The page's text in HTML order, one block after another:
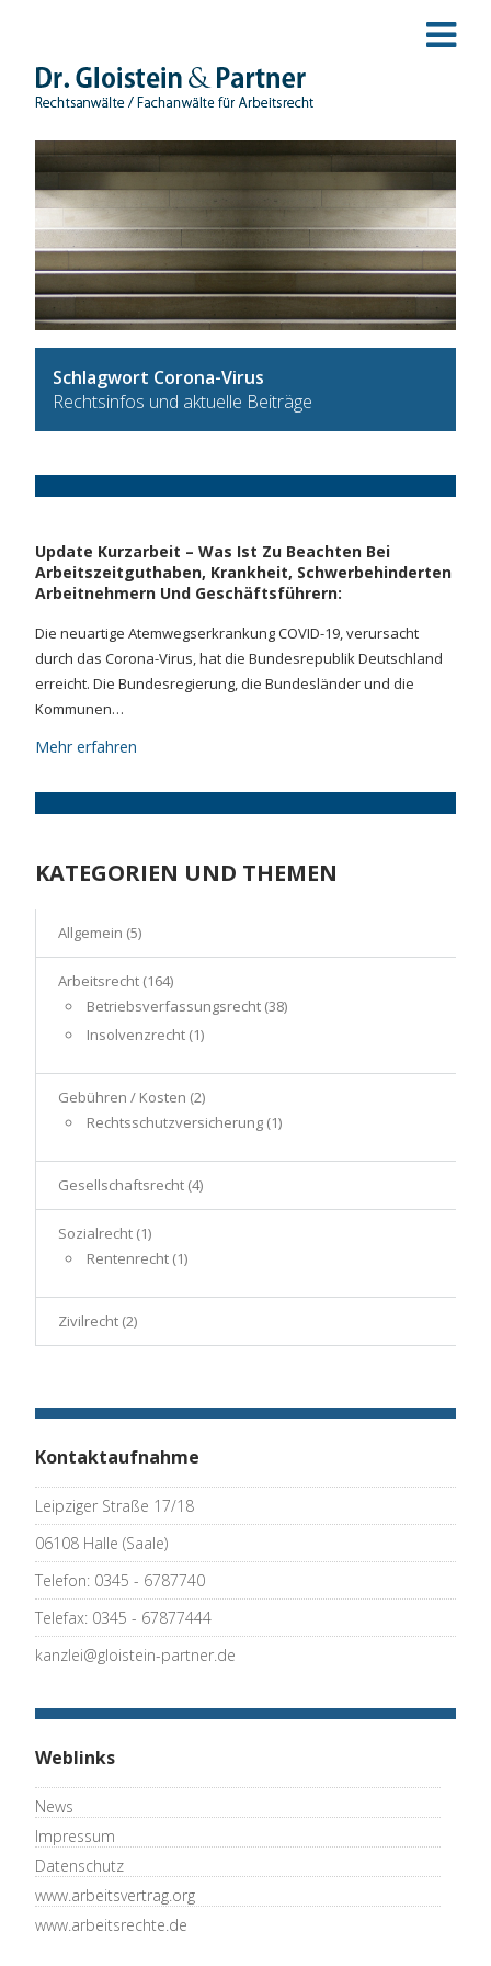
Schlagwort Corona-Virus
Rechtsinfos und aktuelle Beiträge
Update Kurzarbeit – Was Ist Zu Beachten Bei
Arbeitszeitguthaben, Krankheit, Schwerbehinderten
Arbeitnehmern Und Geschäftsführern:
Die neuartige Atemwegserkrankung COVID-19, verursacht
durch das Corona-Virus, hat die Bundesrepublik Deutschland
erreicht. Die Bundesregierung, die Bundesländer und die
Kommunen…
Mehr erfahren
KATEGORIEN UND THEMEN
Allgemein (5)
Arbeitsrecht (164)
Betriebsverfassungsrecht (38)
Insolvenzrecht (1)
Gebühren / Kosten (2)
Rechtsschutzversicherung (1)
Gesellschaftsrecht (4)
Sozialrecht (1)
Rentenrecht (1)
Zivilrecht (2)
Kontaktaufnahme
Leipziger Straße 17/18
06108 Halle (Saale)
Telefon: 0345 - 6787740
Telefax: 0345 - 67877444
kanzlei@gloistein-partner.de
Weblinks
News
Impressum
Datenschutz
www.arbeitsvertrag.org
www.arbeitsrechte.de